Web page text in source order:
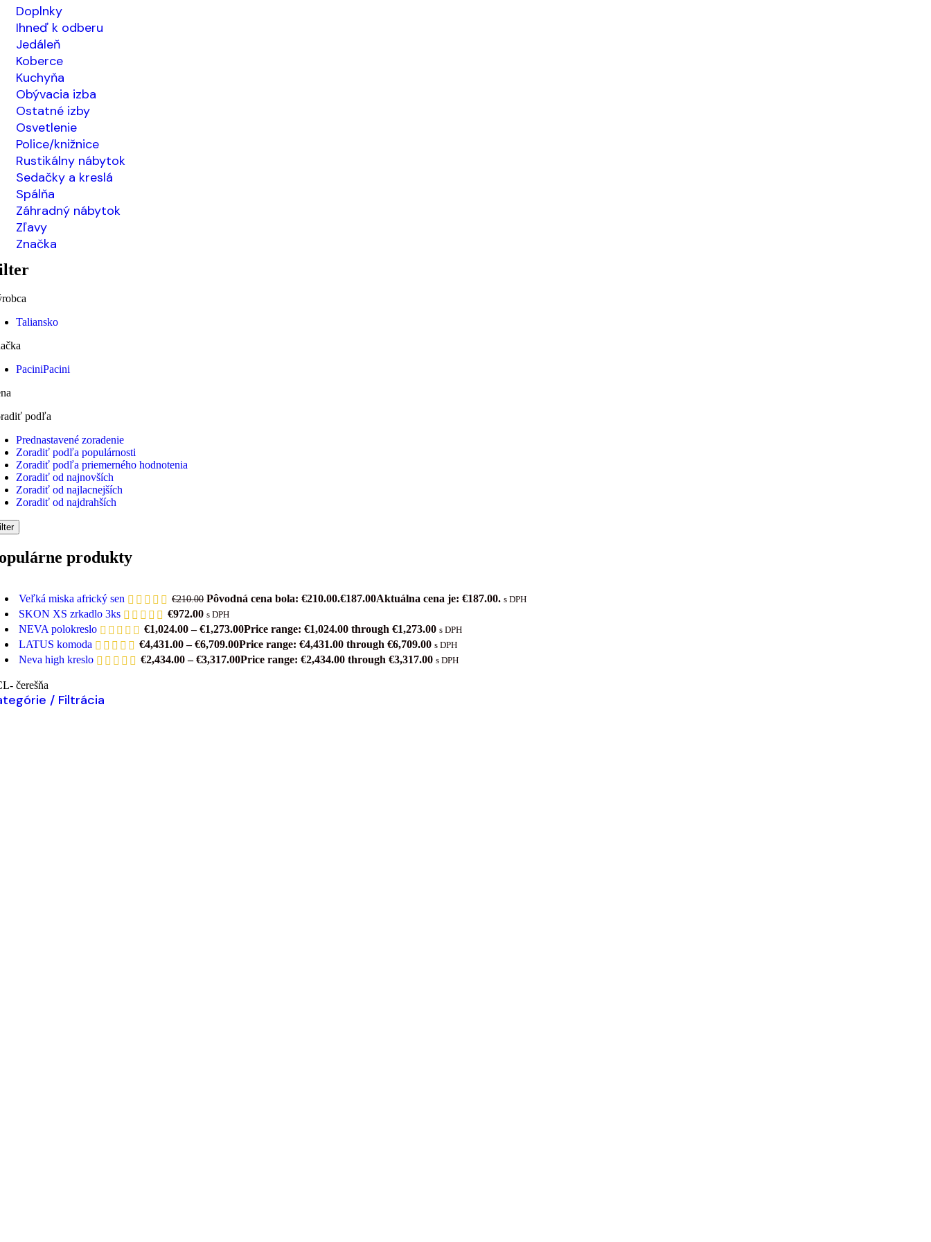
Doplnky
Ihneď k odberu
Jedáleň
Koberce
Kuchyňa
Obývacia izba
Ostatné izby
Osvetlenie
Police/knižnice
Rustikálny nábytok
Sedačky a kreslá
Spálňa
Záhradný nábytok
Zľavy
Značka
Taliansko
PaciniPacini
podľa
Prednastavené zoradenie
Zoradiť podľa populárnosti
Zoradiť podľa priemerného hodnotenia
Zoradiť od najnovších
Zoradiť od najlacnejších
Zoradiť od najdrahších
produkty
Veľká miska africký sen €210.00 Pôvodná cena bola: €210.00.€187.00Aktuálna cena je: €187.00. s DPH
SKON XS zrkadlo 3ks €972.00 s DPH
NEVA polokreslo €1,024.00 – €1,273.00Price range: €1,024.00 through €1,273.00 s DPH
LATUS komoda €4,431.00 – €6,709.00Price range: €4,431.00 through €6,709.00 s DPH
Neva high kreslo €2,434.00 – €3,317.00Price range: €2,434.00 through €3,317.00 s DPH
čerešňa
/ Filtrácia